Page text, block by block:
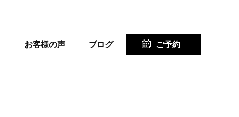
お客様の声 ブログ ご予約